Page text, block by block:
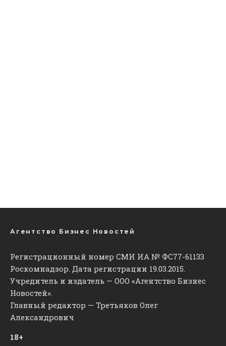
Агентство Бизнес Новостей
Регистрационный номер СМИ ИА № ФС77-61133
Роскомнадзор. Дата регистрации 19.03.2015.
Учредитель и издатель — ООО «Агентство Бизнес
Новостей».
Главный редактор — Третьяков Олег
Александрович
18+